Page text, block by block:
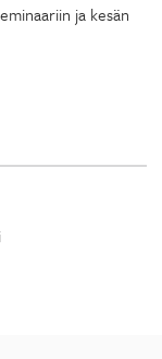
ja kesän